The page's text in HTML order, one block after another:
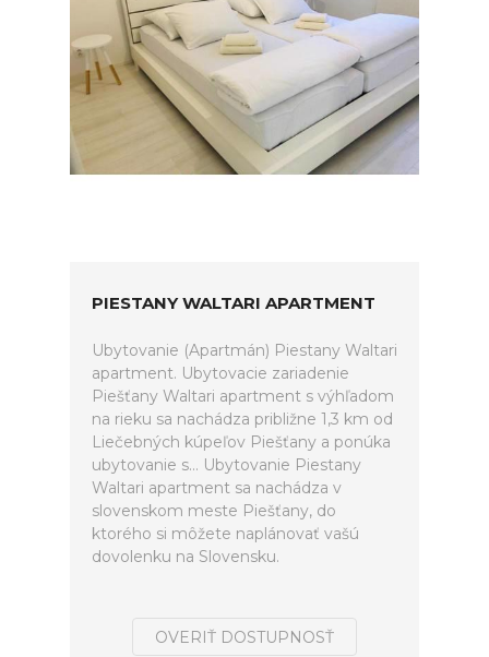
PIESTANY WALTARI APARTMENT
Ubytovanie (Apartmán) Piestany Waltari
apartment. Ubytovacie zariadenie
Piešťany Waltari apartment s výhľadom
na rieku sa nachádza približne 1,3 km od
Liečebných kúpeľov Piešťany a ponúka
ubytovanie s... Ubytovanie Piestany
Waltari apartment sa nachádza v
slovenskom meste Piešťany, do
ktorého si môžete naplánovať vašú
dovolenku na Slovensku.
OVERIŤ DOSTUPNOSŤ